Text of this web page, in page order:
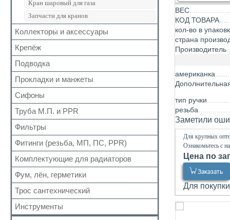
Кран шаровый для газа
Запчасти для кранов
Коллекторы и аксессуары
Аксессуары для коллекторов
Коллекторные группы
Коллекторы
Крепёж
Для труб
Для радиатора
Прочий
Подводка
Газ
Газ сильфон
Вода
Вода сильфон
Вода гигант
к смесителю
к смесителю сильфон
Медь
Шланги для стиральных и посудомоечных
машин
Прокладки и манжеты
Прокладки
Для радиаторов
Сальники
Манжеты для канализационных труб
Наборы
Сифоны
Выпуск
Донный клапан
Колено
Сифон
Обвязка для ванн
Трапы
Трубка
Гофра для сифона
Труба М.П. и PPR
Металлопластиковая
Полипропиленовая
Фильтры
Для обратного клапана
Косой
Прямой
Самопромывной
Другие
Фитинги (резьба, МП, ПС, PPR)
Резьбовые
Для МП труб
Для PPR труб
Для полотенцесушителей
Комплектующие для радиаторов
Наборы
Комплектующие
Краны Маевского
Кронштейны
Фум, лён, герметики
ФУМ
Нить
Лён
Трос сантехнический
Инструменты
ВЕС
КОД ТОВАРА
кол-во в
страна
Производитель
американка
тип ручки
резьба
Заметили
Для крупных
Ознакомьтесь с
Цена по
Заказать
Для